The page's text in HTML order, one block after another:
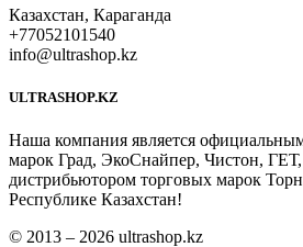
Казахстан, Караганда
+77052101540
info@ultrashop.kz
ULTRASHOP.KZ
Наша компания является
марок Град, ЭкоСнайпер, Чистон,
дистрибьютором торговых марок
Республике Казахстан!
© 2013 – 2026 ultrashop.kz